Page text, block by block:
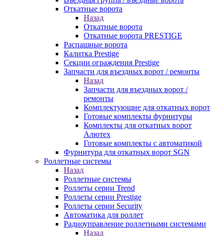
Откатные ворота
Назад
Откатные ворота
Откатные ворота PRESTIGE
Распашные ворота
Калитка Prestige
Секции ограждения Prestige
Запчасти для въездных ворот / ремонты
Назад
Запчасти для въездных ворот /
ремонты
Комплектующие для откатных ворот
Готовые комплекты фурнитуры
Комплекты для откатных ворот
Алютех
Готовые комплекты с автоматикой
Фурнитура для откатных ворот SGN
Роллетные системы
Назад
Роллетные системы
Роллеты серии Trend
Роллеты серии Prestige
Роллеты серии Security
Автоматика для роллет
Радиоуправление роллетными системами
Назад